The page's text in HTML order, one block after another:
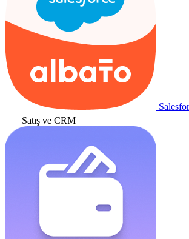
Satış ve CRM